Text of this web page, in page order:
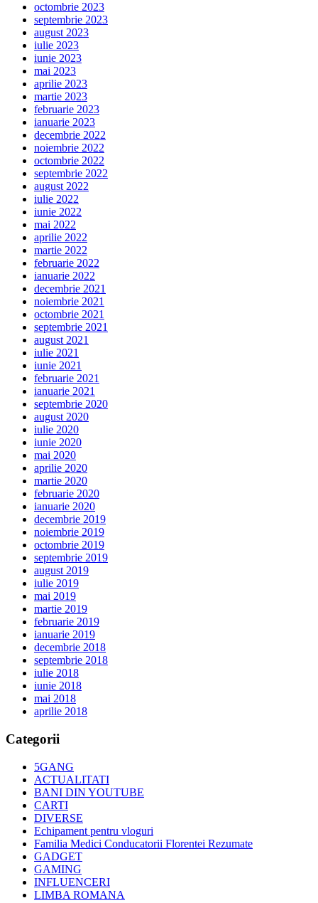
octombrie 2023
septembrie 2023
august 2023
iulie 2023
iunie 2023
mai 2023
aprilie 2023
martie 2023
februarie 2023
ianuarie 2023
decembrie 2022
noiembrie 2022
octombrie 2022
septembrie 2022
august 2022
iulie 2022
iunie 2022
mai 2022
aprilie 2022
martie 2022
februarie 2022
ianuarie 2022
decembrie 2021
noiembrie 2021
octombrie 2021
septembrie 2021
august 2021
iulie 2021
iunie 2021
februarie 2021
ianuarie 2021
septembrie 2020
august 2020
iulie 2020
iunie 2020
mai 2020
aprilie 2020
martie 2020
februarie 2020
ianuarie 2020
decembrie 2019
noiembrie 2019
octombrie 2019
septembrie 2019
august 2019
iulie 2019
mai 2019
martie 2019
februarie 2019
ianuarie 2019
decembrie 2018
septembrie 2018
iulie 2018
iunie 2018
mai 2018
aprilie 2018
Categorii
5GANG
ACTUALITATI
BANI DIN YOUTUBE
CARTI
DIVERSE
Echipament pentru vloguri
Familia Medici Conducatorii Florentei Rezumate
GADGET
GAMING
INFLUENCERI
LIMBA ROMANA